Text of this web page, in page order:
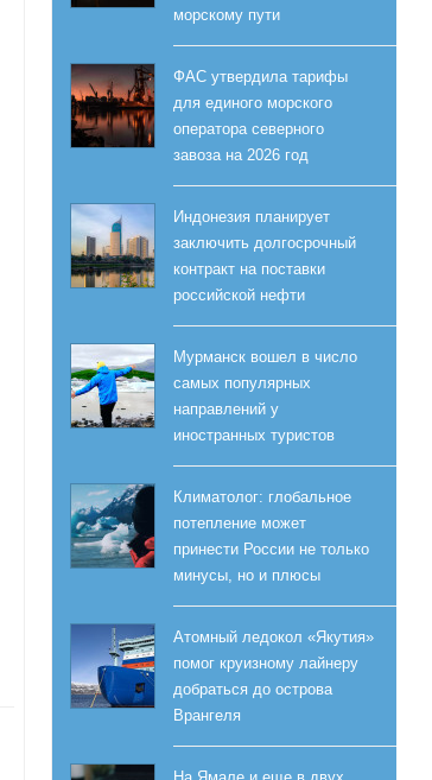
морскому пути
ФАС утвердила тарифы
для единого морского
оператора северного
завоза на 2026 год
Индонезия планирует
заключить долгосрочный
контракт на поставки
российской нефти
Мурманск вошел в число
самых популярных
направлений у
иностранных туристов
Климатолог: глобальное
потепление может
принести России не только
минусы, но и плюсы
Атомный ледокол «Якутия»
помог круизному лайнеру
добраться до острова
Врангеля